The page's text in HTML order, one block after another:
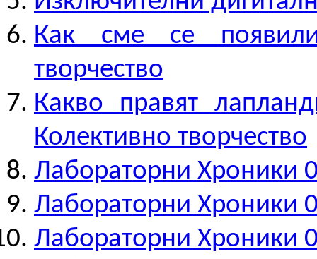
Как сме се
творчество
Какво правят
Колективно творчество
Лабораторни Хроники
Лабораторни Хроники
Лабораторни Хроники